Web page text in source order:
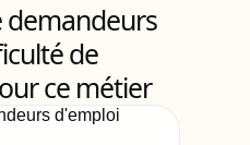
demandeurs
de
ce métier
d'emploi